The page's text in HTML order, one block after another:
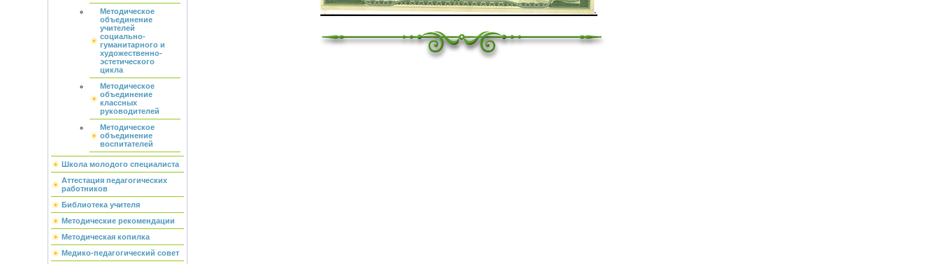
Методическое
объединение
учителей
социально-
гуманитарного и
художественно-
эстетического
цикла
Методическое
объединение
классных
руководителей
Методическое
объединение
воспитателей
Школа молодого специалиста
Аттестация педагогических
работников
Библиотека учителя
Методические рекомендации
Методическая копилка
Медико-педагогический совет